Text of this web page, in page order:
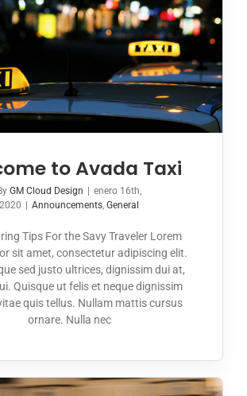
to Avada Taxi
GM Cloud Design | enero 16th,
2020 | Announcements General
Tips For the Savy Traveler Lorem
sit amet, consectetur adipiscing elit.
sed justo ultrices, dignissim dui at,
Quisque ut felis et neque dignissim
quis tellus. Nullam mattis cursus
ornare. Nulla nec